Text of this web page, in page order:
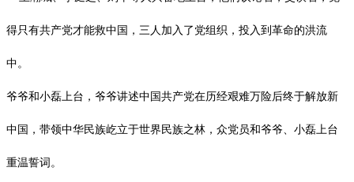
得只有共产党才能救中国，三人加入了党组织，投入到革命的洪流
中。
爷爷和小磊上台，爷爷讲述中国共产党在历经艰难万险后终于解放新
中国，带领中华民族屹立于世界民族之林，众党员和爷爷、小磊上台
重温誓词。